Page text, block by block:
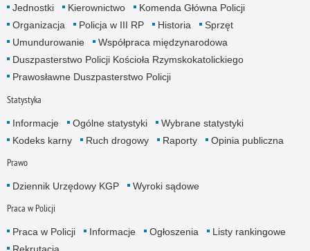
Jednostki Kierownictwo
Komenda Główna Policji
Organizacja
Policja w III RP Historia
Sprzęt
Umundurowanie
Współpraca międzynarodowa
Duszpasterstwo Policji Kościoła Rzymskokatolickiego
Prawosławne Duszpasterstwo Policji
Statystyka
Informacje Ogólne statystyki
Wybrane statystyki
Kodeks karny
Ruch drogowy Raporty Opinia publiczna
Prawo
Dziennik Urzędowy KGP Wyroki sądowe
Praca w Policji
Praca w Policji Informacje Ogłoszenia
Listy rankingowe